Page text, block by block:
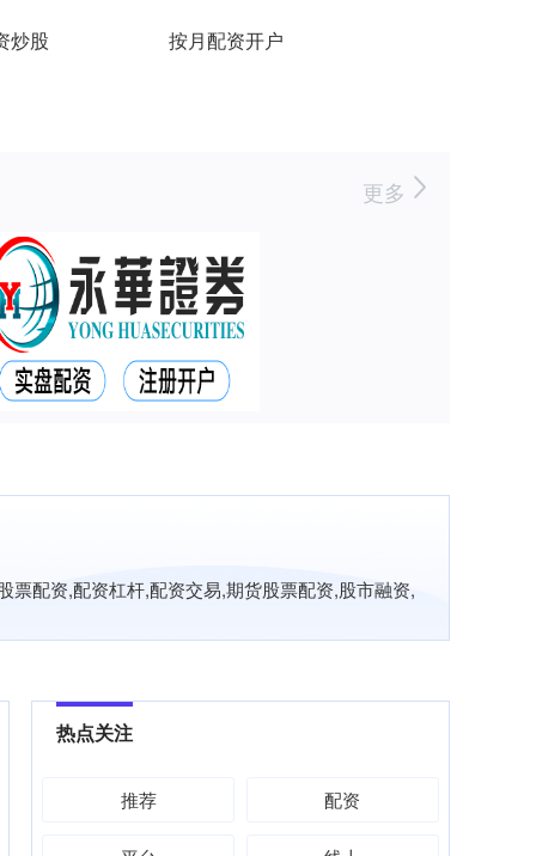
炒股 按月配资开户
更多
配资,配资杠杆,配资交易,期货股票配资,股市融资,
热点关注
推荐 配资